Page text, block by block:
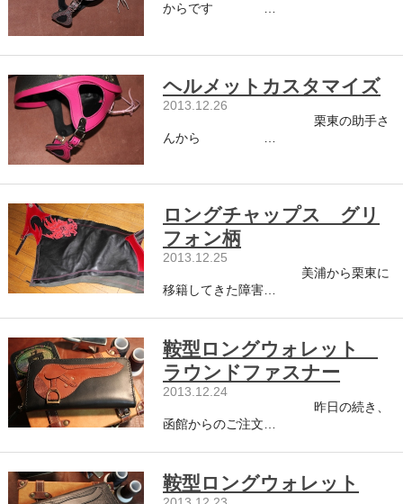
からです …
ヘルメットカスタマイズ
2013.12.26
栗東の助手さ
んから …
ロングチャップス グリ
フォン柄
2013.12.25
美浦から栗東に
移籍してきた障害…
鞍型ロングウォレット
ラウンドファスナー
2013.12.24
昨日の続き、
函館からのご注文…
鞍型ロングウォレット